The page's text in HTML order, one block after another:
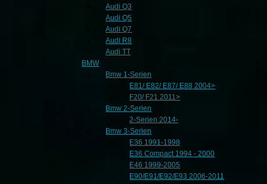
Audi Q3
Audi Q5
Audi Q7
Audi R8
Audi TT
BMW
Bmw 1-Serien
E81/ E82/ E87/ E88 2004>
F20/ F21 2011>
Bmw 2-Serien
2-Serien 2014-
Bmw 3-Serien
E36 1991-1998
E36 Compact 1994 - 2000
E46 1999-2005
E90/E91/E92/E93 2006-2011